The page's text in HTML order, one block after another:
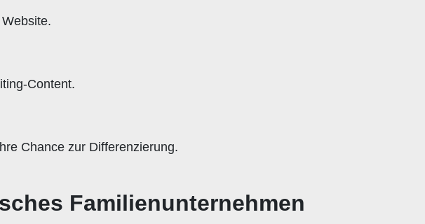
Content.
Chance zur Differenzierung.
Familienunternehmen